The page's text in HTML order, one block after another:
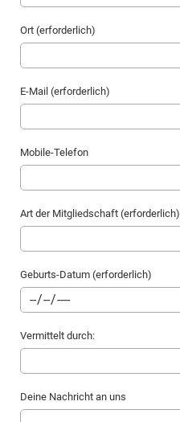
Ort (erforderlich)
E-Mail (erforderlich)
Mobile-Telefon
Art der Mitgliedschaft (erforderlich)
Geburts-Datum (erforderlich)
Vermittelt durch:
Deine Nachricht an uns